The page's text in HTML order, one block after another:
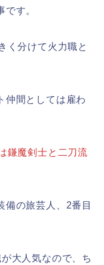
す。
く分けて火力職と
仲間としては雇わ
鎌魔剣士と二刀流
備の旅芸人、2番目
大人気なので、ち